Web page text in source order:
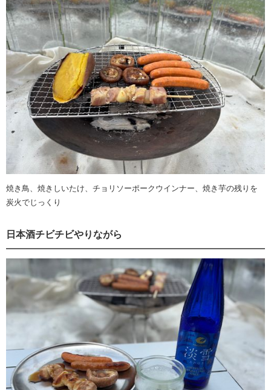
焼き鳥、焼きしいたけ、チョリソーポークウインナー、焼き芋の残りを
炭火でじっくり
日本酒チビチビやりながら